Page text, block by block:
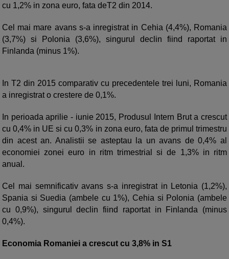
cu 1,2% in zona euro, fata deT2 din 2014.
Cel mai mare avans s-a inregistrat in Cehia (4,4%), Romania
(3,7%) si Polonia (3,6%), singurul declin fiind raportat in
Finlanda (minus 1%).
In T2 din 2015 comparativ cu precedentele trei luni, Romania
a inregistrat o crestere de 0,1%.
In perioada aprilie - iunie 2015, Produsul Intern Brut a crescut
cu 0,4% in UE si cu 0,3% in zona euro, fata de primul trimestru
din acest an. Analistii se asteptau la un avans de 0,4% al
economiei zonei euro in ritm trimestrial si de 1,3% in ritm
anual.
Cel mai semnificativ avans s-a inregistrat in Letonia (1,2%),
Spania si Suedia (ambele cu 1%), Cehia si Polonia (ambele
cu 0,9%), singurul declin fiind raportat in Finlanda (minus
0,4%).
Economia Romaniei a crescut cu 3,8% in S1